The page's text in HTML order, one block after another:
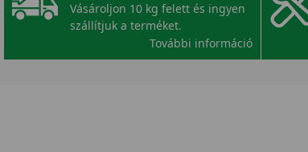
Vásároljon 10 kg felett és ingyen
szállítjuk a terméket.
További információ